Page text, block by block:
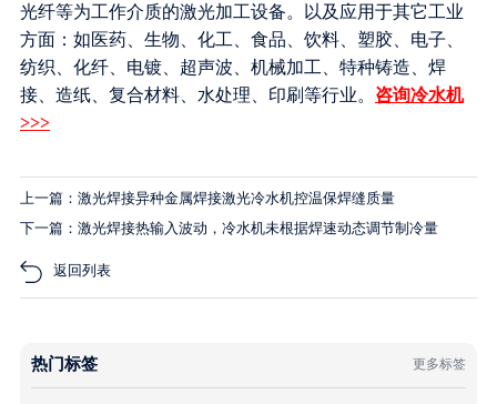
光纤等为工作介质的激光加工设备。以及应用于其它工业
方面：如医药、生物、化工、食品、饮料、塑胶、电子、
纺织、化纤、电镀、超声波、机械加工、特种铸造、焊
接、造纸、复合材料、水处理、印刷等行业。 咨询冷水机
>>>
上一篇：激光焊接异种金属焊接激光冷水机控温保焊缝质量
下一篇：激光焊接热输入波动，冷水机未根据焊速动态调节制冷量
返回列表
热门标签 更多标签